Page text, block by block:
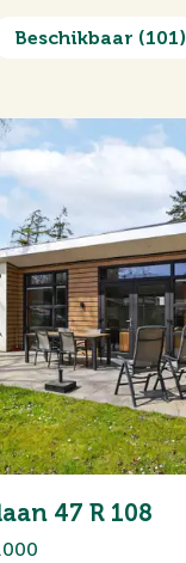
Beschikbaar (101)
47 R 108